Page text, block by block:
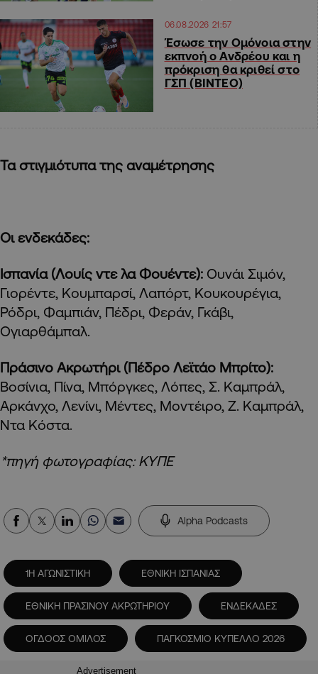
06.08.2026 21:57
Έσωσε την Ομόνοια στην
εκπνοή ο Ανδρέου και η
πρόκριση θα κριθεί στο
ΓΣΠ (ΒΙΝΤΕΟ)
Τα στιγμιότυπα της αναμέτρησης
Οι ενδεκάδες:
Ισπανία (Λουίς ντε λα Φουέντε): Ουνάι Σιμόν,
Γιορέντε, Κουμπαρσί, Λαπόρτ, Κουκουρέγια,
Ρόδρι, Φαμπιάν, Πέδρι, Φεράν, Γκάβι,
Ογιαρθάμπαλ.
Πράσινο Ακρωτήρι (Πέδρο Λεϊτάο Μπρίτο):
Βοσίνια, Πίνα, Μπόργκες, Λόπες, Σ. Καμπράλ,
Αρκάνχο, Λενίνι, Μέντες, Μοντέιρο, Ζ. Καμπράλ,
Ντα Κόστα.
*πηγή φωτογραφίας: ΚΥΠΕ
Alpha Podcasts
1Η ΑΓΩΝΙΣΤΙΚΗ ΕΘΝΙΚΗ ΙΣΠΑΝΙΑΣ
ΕΘΝΙΚΗ ΠΡΑΣΙΝΟΥ ΑΚΡΩΤΗΡΙΟΥ ΕΝΔΕΚΑΔΕΣ
ΟΓΔΟΟΣ ΟΜΙΛΟΣ ΠΑΓΚΟΣΜΙΟ ΚΥΠΕΛΛΟ 2026
Advertisement